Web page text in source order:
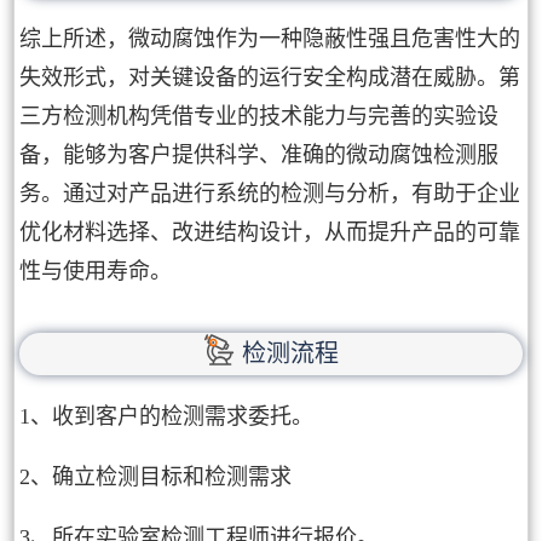
综上所述，微动腐蚀作为一种隐蔽性强且危害性大的
失效形式，对关键设备的运行安全构成潜在威胁。第
三方检测机构凭借专业的技术能力与完善的实验设
备，能够为客户提供科学、准确的微动腐蚀检测服
务。通过对产品进行系统的检测与分析，有助于企业
优化材料选择、改进结构设计，从而提升产品的可靠
性与使用寿命。
检测流程
1、收到客户的检测需求委托。
2、确立检测目标和检测需求